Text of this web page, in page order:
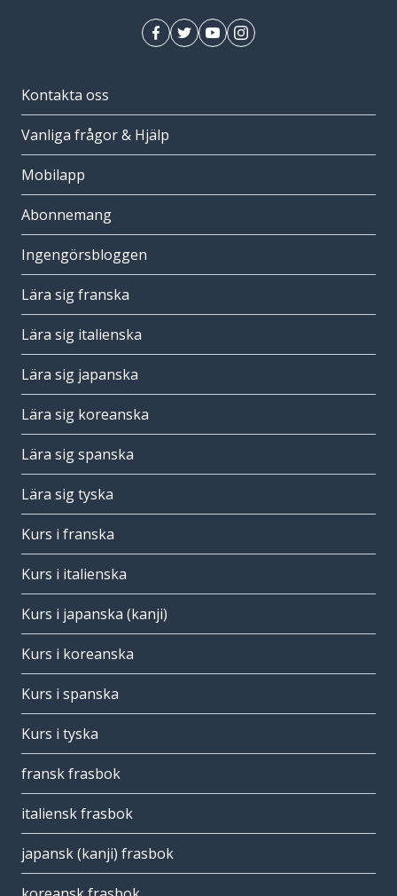
Kontakta oss
Vanliga frågor & Hjälp
Mobilapp
Abonnemang
Ingengörsbloggen
Lära sig franska
Lära sig italienska
Lära sig japanska
Lära sig koreanska
Lära sig spanska
Lära sig tyska
Kurs i franska
Kurs i italienska
Kurs i japanska (kanji)
Kurs i koreanska
Kurs i spanska
Kurs i tyska
fransk frasbok
italiensk frasbok
japansk (kanji) frasbok